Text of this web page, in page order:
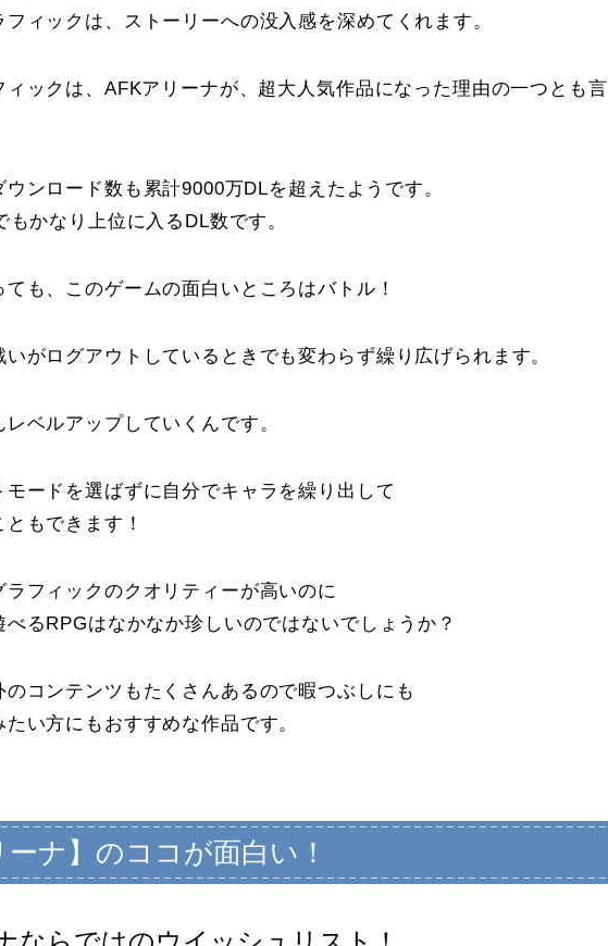
ィック は、ストーリーへの没入感を深めてくれます。
ィックは、AFKアリーナが、超大人気作品になった理由の一つとも言
ウンロード数も 累計9000万DLを超えたようです。
もかなり上位に入るDL数です。
も、このゲームの面白いところはバトル！
いがログアウトしているときでも変わらず繰り広げられます。
ベルアップしていくんです。
モードを選ばずに自分でキャラを繰り出して
もできます！
ラフィックのクオリティーが高いのに
べるRPGはなかなか珍しいのではないでしょうか？
のコンテンツもたくさんあるので暇つぶしにも
い方にもおすすめな作品です。
ーナ】のココが面白い！